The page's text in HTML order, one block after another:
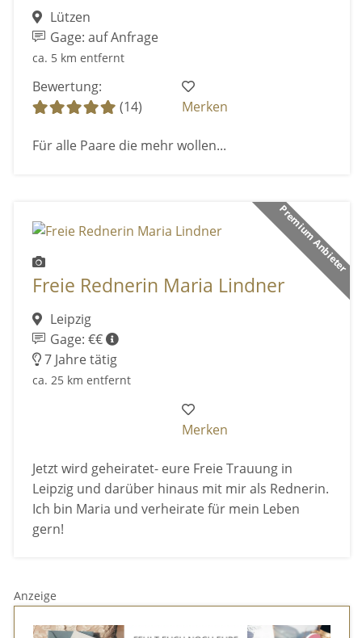
Lützen
Gage: auf Anfrage
ca. 5 km entfernt
Bewertung:
(14)
Merken
Für alle Paare die mehr wollen...
Premium Anbieter
Freie Rednerin Maria Lindner
Leipzig
Gage: €€
7 Jahre tätig
ca. 25 km entfernt
Merken
Jetzt wird geheiratet- eure Freie Trauung in
Leipzig und darüber hinaus mit mir als Rednerin.
Ich bin Maria und verheirate für mein Leben
gern!
Anzeige